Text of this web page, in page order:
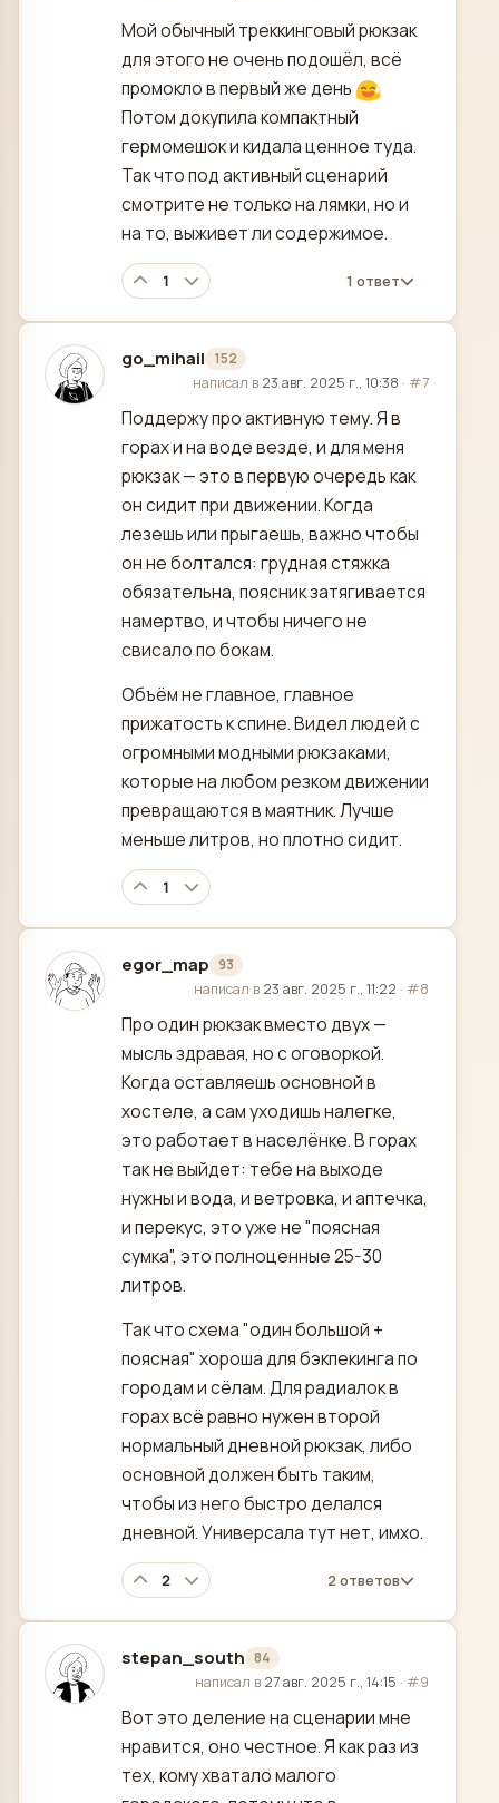
Мой обычный треккинговый рюкзак
для этого не очень подошёл, всё
промокло в первый же день
Потом докупила компактный
гермомешок и кидала ценное туда.
Так что под активный сценарий
смотрите не только на лямки, но и
на то, выживет ли содержимое.
1 1 ответ
go_mihail 152
отредактировано
написал в 23 авг. 2025 г., 10:38 · #7
Поддержу про активную тему. Я в
горах и на воде везде, и для меня
рюкзак — это в первую очередь как
он сидит при движении. Когда
лезешь или прыгаешь, важно чтобы
он не болтался: грудная стяжка
обязательна, поясник затягивается
намертво, и чтобы ничего не
свисало по бокам.
Объём не главное, главное
прижатость к спине. Видел людей с
огромными модными рюкзаками,
которые на любом резком движении
превращаются в маятник. Лучше
меньше литров, но плотно сидит.
1
egor_map 93
отредактировано
написал в 23 авг. 2025 г., 11:22 · #8
Про один рюкзак вместо двух —
мысль здравая, но с оговоркой.
Когда оставляешь основной в
хостеле, а сам уходишь налегке,
это работает в населёнке. В горах
так не выйдет: тебе на выходе
нужны и вода, и ветровка, и аптечка,
и перекус, это уже не "поясная
сумка", это полноценные 25-30
литров.
Так что схема "один большой +
поясная" хороша для бэкпекинга по
городам и сёлам. Для радиалок в
горах всё равно нужен второй
нормальный дневной рюкзак, либо
основной должен быть таким,
чтобы из него быстро делался
дневной. Универсала тут нет, имхо.
2 2 ответов
stepan_south 84
отредактировано
написал в 27 авг. 2025 г., 14:15 · #9
Вот это деление на сценарии мне
нравится, оно честное. Я как раз из
тех, кому хватало малого